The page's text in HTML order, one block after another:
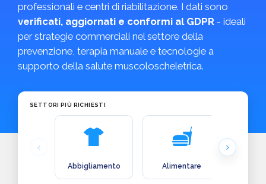
professionali e centri di riabilitazione. I dati sono
verificati, aggiornati e conformi al GDPR - ideali
per strategie commerciali nel settore della
prevenzione, terapia manuale e tecnologie a
supporto della salute muscoloscheletrica.
SETTORI PIÙ RICHIESTI
Abbigliamento Alimentare